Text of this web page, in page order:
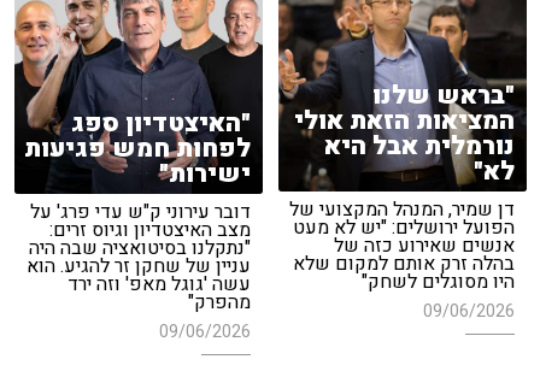
"בראש שלנו
המציאות הזאת אולי
נורמלית אבל היא
לא"
דן שמיר, המנהל המקצועי של
הפועל ירושלים: "יש לא מעט
אנשים שאירוע כזה של
בהלה זרק אותם למקום שלא
היו מסוגלים לשחק"
09/06/2026
"האיצטדיון ספג
לפחות חמש פגיעות
ישירות"
דובר עירוני ק"ש עדי פרג' על
מצב האיצטדיון וגיוס זרים:
"נתקלנו בסיטואציה שבה היה
עניין של שחקן זר להגיע. הוא
עשה 'גוגל מאפ' וזה ירד
מהפרק"
09/06/2026